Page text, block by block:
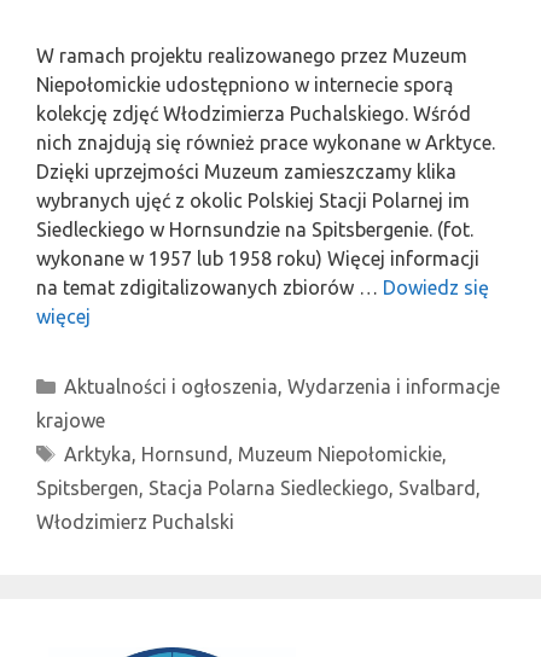
W ramach projektu realizowanego przez Muzeum
Niepołomickie udostępniono w internecie sporą
kolekcję zdjęć Włodzimierza Puchalskiego. Wśród
nich znajdują się również prace wykonane w Arktyce.
Dzięki uprzejmości Muzeum zamieszczamy klika
wybranych ujęć z okolic Polskiej Stacji Polarnej im
Siedleckiego w Hornsundzie na Spitsbergenie. (fot.
wykonane w 1957 lub 1958 roku) Więcej informacji
na temat zdigitalizowanych zbiorów … Dowiedz się
więcej
Kategorie
Aktualności i ogłoszenia, Wydarzenia i informacje
krajowe
Tagi
Arktyka, Hornsund , Muzeum Niepołomickie,
Spitsbergen, Stacja Polarna Siedleckiego, Svalbard ,
Włodzimierz Puchalski